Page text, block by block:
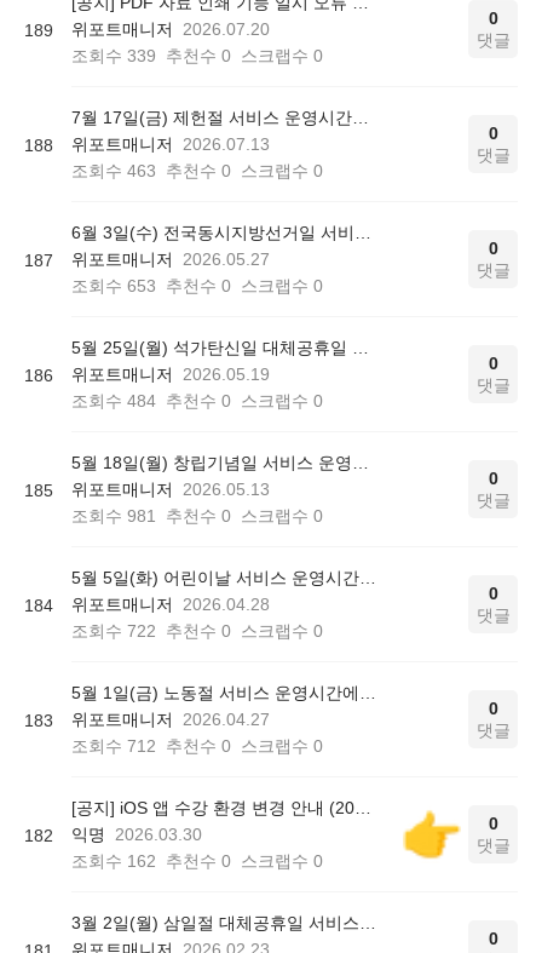
189
위포트매니저
2026.07.20
조회수 339 추천수 0 스크랩수 0
0
댓글
188
위포트매니저
2026.07.13
조회수 463 추천수 0 스크랩수 0
0
댓글
187
위포트매니저
2026.05.27
조회수 653 추천수 0 스크랩수 0
0
댓글
186
위포트매니저
2026.05.19
조회수 484 추천수 0 스크랩수 0
0
댓글
185
위포트매니저
2026.05.13
조회수 981 추천수 0 스크랩수 0
0
댓글
184
위포트매니저
2026.04.28
조회수 722 추천수 0 스크랩수 0
0
댓글
183
위포트매니저
2026.04.27
조회수 712 추천수 0 스크랩수 0
0
댓글
182
익명
2026.03.30
조회수 162 추천수 0 스크랩수 0
0
댓글
위포트매니저
2026.02.23
0